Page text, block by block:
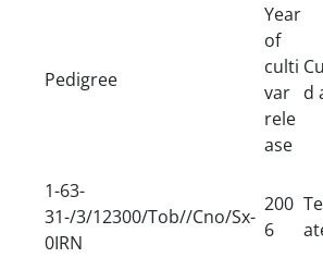
Pedigree
Year
of
culti
var
rele
ase
d
1-63-
31-/3/12300/Tob//Cno/Sx-
0IRN
200
6